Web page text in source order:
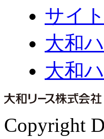
サイ
大和
大和
Copyright